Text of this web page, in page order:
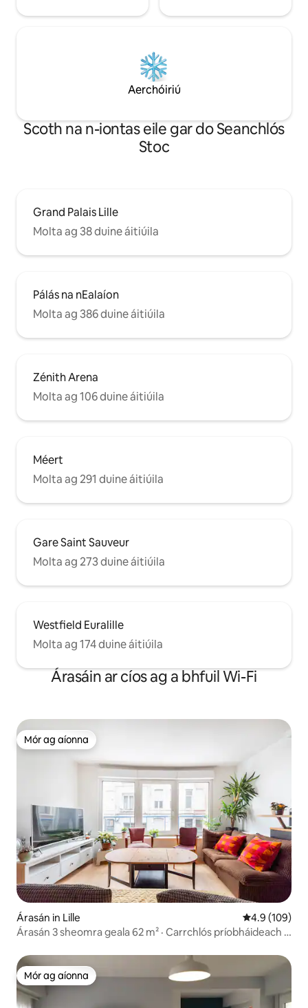
Aerchóiriú
Scoth na n-iontas eile gar do Seanchlós
Stoc
Grand Palais Lille
Molta ag 38 duine áitiúila
Pálás na nEalaíon
Molta ag 386 duine áitiúila
Zénith Arena
Molta ag 106 duine áitiúila
Méert
Molta ag 291 duine áitiúila
Gare Saint Sauveur
Molta ag 273 duine áitiúila
Westfield Euralille
Molta ag 174 duine áitiúila
Árasáin ar cíos ag a bhfuil Wi-Fi
Mór ag aíonna
Mór ag aíonna
Árasán in Lille Meánrátáil
4.9 (109)
Árasán 3 sheomra geala 62 m² · Carrchlós príobháideach ·
Mór ag aíonna
Mór ag aíonna